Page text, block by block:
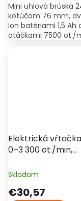
Mini uhlová brúska
kotúčom 76 mm,
Ion batériami 1,5 Ah
otáčkami 7500 ot./
Elektrická
0–3 300 ot./min,
Procraft PS450
Skladom
€30,57